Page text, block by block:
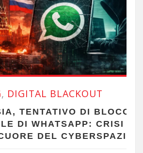
BLACKOUT
DI BLOCCO
WHATSAPP: CRISI
DEL CYBERSPAZIO